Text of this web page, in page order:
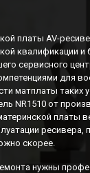
платы AV-
квалификации и
сервисного
для
матплаты таких
NR1510 от
платы
ресивера,
скорее.
нужны